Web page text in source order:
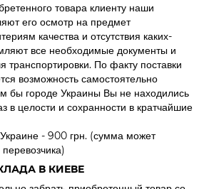
товара клиенту наши
его осмотр на предмет
качества и отсутствия каких-
все необходимые документы и
транспортировки. По факту поставки
возможность самостоятельно
бы городе Украины Вы не находились
в целости и сохранности в кратчайшие
- 900 грн. (сумма может
В КИЕВЕ